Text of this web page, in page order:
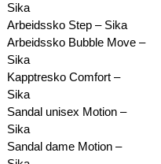
Sika
Arbeidssko Step – Sika
Arbeidssko Bubble Move –
Sika
Kapptresko Comfort –
Sika
Sandal unisex Motion –
Sika
Sandal dame Motion –